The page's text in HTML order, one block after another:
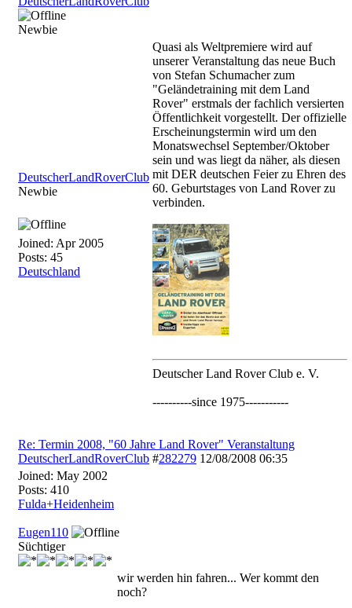
Newbie
DeutscherLandRoverClub
Newbie
Joined: Apr 2005
Posts: 45
Deutschland
Quasi als Weltpremiere wird auf
unserer Veranstaltung das neue Buch
von Stefan Schumacher zum
"Geländetraining mit dem Land
Rover" erstmals der fachlich versierten
Öffentlichkeit vorgestellt. Der offizielle
Erscheinungstermin wird um den
Monatswechsel September/Oktober
sein und was liegt da näher, als diesen
mit DER deutschen Feier zu Ehren des
60. Geburtstages von Land Rover zu
verbinden.
Deutscher Land Rover Club e. V.
----------since 1975-----------
Re: Termin 2008, "60 Jahre Land Rover" Veranstaltung
DeutscherLandRoverClub #282279 12/08/2008 06:35
Joined: May 2002
Posts: 410
Fulda+Heidenheim
Eugen110
Süchtiger
wir werden hin fahren... Wer kommt den
noch?